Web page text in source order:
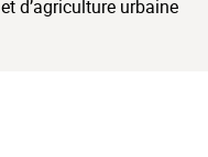
BUREAU
d’agriculture urbaine